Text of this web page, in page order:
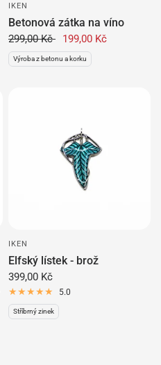
IKEN
Betonová zátka na víno
299,00 Kč 199,00 Kč
Výroba z betonu a korku
IKEN
Elfský lístek - brož
399,00 Kč
5.0
Stříbrný zinek